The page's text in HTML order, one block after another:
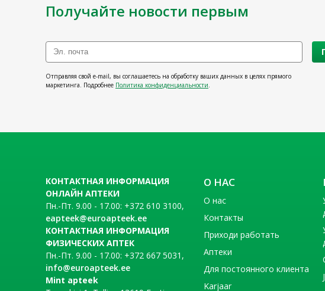
Получайте новости первым
Отправляя свой e-mail, вы соглашаетесь на обработку ваших данных в целях прямого
маркетинга. Подробнее Политика конфиденциальности
КОНТАКТНАЯ ИНФОРМАЦИЯ
ОНЛАЙН АПТЕКИ
Пн.-Пт. 9.00 - 17.00: +372 610 3100,
eapteek@euroapteek.ee
КОНТАКТНАЯ ИНФОРМАЦИЯ
ФИЗИЧЕСКИХ АПТЕК
Пн.-Пт. 9.00 - 17.00: +372 667 5031,
info@euroapteek.ee
Mint apteek
О НАС
О нас
Контакты
Приходи работать
Аптеки
Для постоянного клиента
Karjaar